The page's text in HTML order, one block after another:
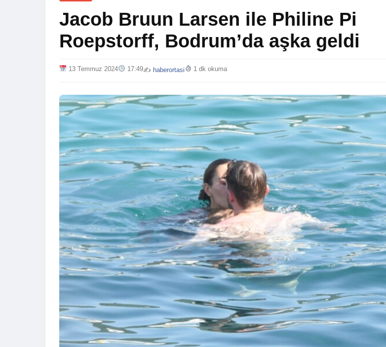
Jacob Bruun Larsen ile Philine Pi
Roepstorff, Bodrum’da aşka geldi
13 Temmuz 2024 17:49✍️ haberortasi 1 dk okuma